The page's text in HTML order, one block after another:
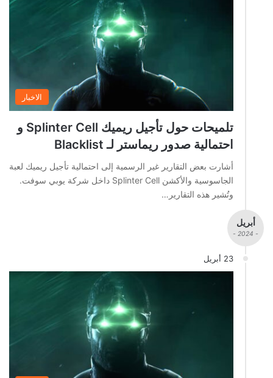
الاخبار
تلميحات حول تأجيل ريميك Splinter Cell و
احتمالية صدور ريماستر لـ Blacklist
أشارت بعض التقارير غير الرسمية إلى احتمالية تأجيل ريميك لعبة
الجاسوسية والأكشن Splinter Cell داخل شركة يوبي سوفت.
وتُشير هذه التقارير…
أبريل
- 2024 -
23 أبريل